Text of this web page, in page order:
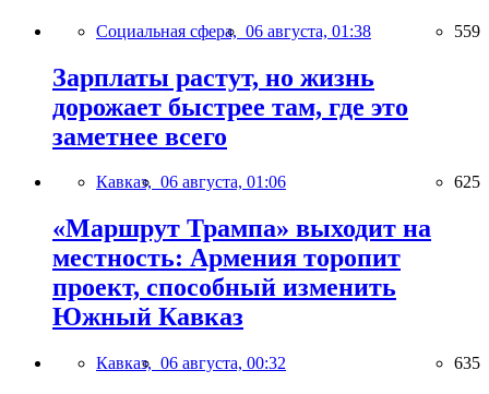
Социальная сфера, 06 августа, 01:38 559
Зарплаты растут, но жизнь
дорожает быстрее там, где это
заметнее всего
Кавказ, 06 августа, 01:06 625
«Маршрут Трампа» выходит на
местность: Армения торопит
проект, способный изменить
Южный Кавказ
Кавказ, 06 августа, 00:32 635